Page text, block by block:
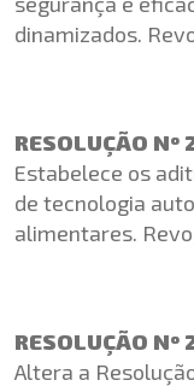
dinamizados.
RESOLUÇÃO Nº
Estabelece os
de tecnologia
alimentares.
RESOLUÇÃO Nº
Altera a